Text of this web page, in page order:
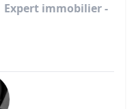
Expert immobilier -